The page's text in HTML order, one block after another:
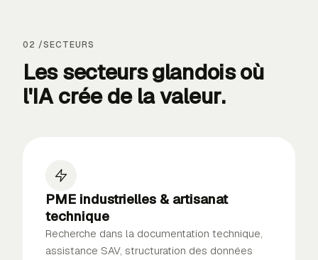
02 /SECTEURS
Les secteurs glandois où
l'IAcrée de la valeur.
PME industrielles & artisanat
technique
Recherche dans la documentation technique,
assistance SAV, structuration des données